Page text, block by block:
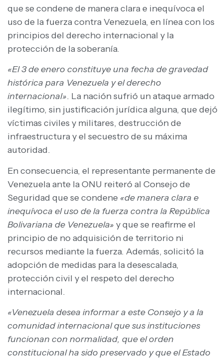
que se condene de manera clara e inequívoca el
uso de la fuerza contra Venezuela, en línea con los
principios del derecho internacional y la
protección de la soberanía.
«El 3 de enero constituye una fecha de gravedad
histórica para Venezuela y el derecho
internacional». La nación sufrió un ataque armado
ilegítimo, sin justificación jurídica alguna, que dejó
víctimas civiles y militares, destrucción de
infraestructura y el secuestro de su máxima
autoridad.
En consecuencia, el representante permanente de
Venezuela ante la ONU reiteró al Consejo de
Seguridad que se condene «de manera clara e
inequívoca el uso de la fuerza contra la República
Bolivariana de Venezuela» y que se reafirme el
principio de no adquisición de territorio ni
recursos mediante la fuerza. Además, solicitó la
adopción de medidas para la desescalada,
protección civil y el respeto del derecho
internacional.
«Venezuela desea informar a este Consejo y a la
comunidad internacional que sus instituciones
funcionan con normalidad, que el orden
constitucional ha sido preservado y que el Estado